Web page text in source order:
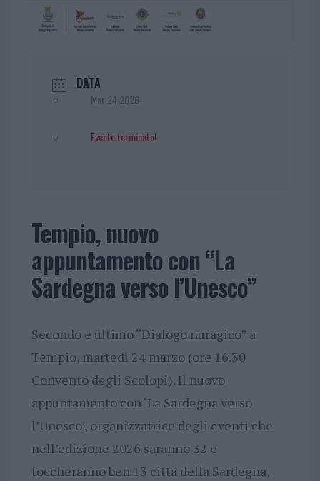
DATA
Mar 24 2026
Evento terminato!
Tempio, nuovo
appuntamento con “La
Sardegna verso l’Unesco”
Secondo e ultimo “Dialogo nuragico” a
Tempio, martedì 24 marzo (ore 16.30
Convento degli Scolopi). Il nuovo
appuntamento con ‘La Sardegna verso
l’Unesco’, organizzatrice degli eventi che
nell’edizione 2026 saranno 32 e
toccheranno ben 13 città della Sardegna,